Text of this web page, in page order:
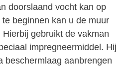
doorslaand vocht kan op
beginnen kan u de muur
gebruikt de vakman
impregneermiddel. Hij
beschermlaag aanbrengen